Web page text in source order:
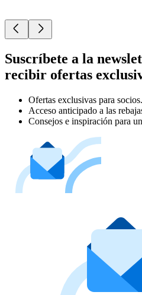
Suscríbete a la
recibir ofertas
Ofertas exclusivas para socios.
Acceso anticipado a las
Consejos e inspiración para